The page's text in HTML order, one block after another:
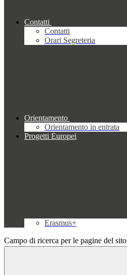
Contatti
Contatti
Orari Segreteria
Orientamento
Orientamento in entrata
Progetti Europei
Erasmus+
Campo di ricerca per le pagine del sito